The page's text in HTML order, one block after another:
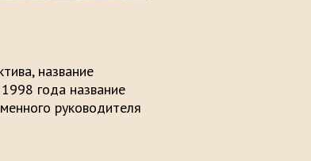
название
года название
руководителя